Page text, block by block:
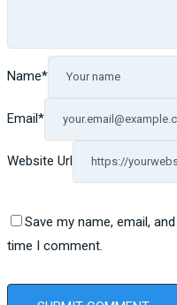
Name*
Email*
Website Url
Save my name, email,
time I comment.